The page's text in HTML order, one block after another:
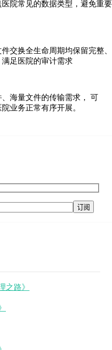
院常见的数据类型，避免重要
交换全生命周期均保留完整、
足医院的审计需求
海量文件的传输需求， 可
业务正常有序开展。
之路》